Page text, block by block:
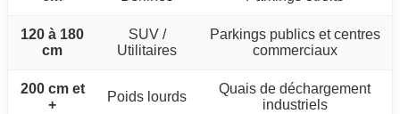
120 à 180
cm
SUV /
Utilitaires
Parkings publics et centres
commerciaux
200 cm et
+
Poids lourds
Quais de déchargement
industriels